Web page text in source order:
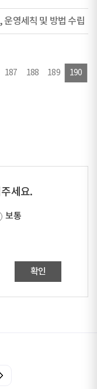
영세칙 및 방법 수립
187 188 189
190
세요.
보통
확인